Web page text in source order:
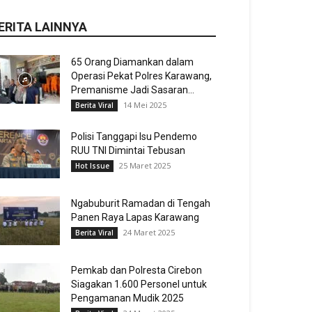
LAINNYA
65 Orang Diamankan dalam
Operasi Pekat Polres Karawang,
Premanisme Jadi Sasaran...
Berita Viral 14 Mei 2025
Polisi Tanggapi Isu Pendemo
RUU TNI Dimintai Tebusan
Hot Issue 25 Maret 2025
Ngabuburit Ramadan di Tengah
Panen Raya Lapas Karawang
Berita Viral 24 Maret 2025
Pemkab dan Polresta Cirebon
Siagakan 1.600 Personel untuk
Pengamanan Mudik 2025